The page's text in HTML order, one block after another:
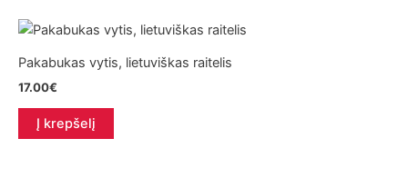
Pakabukas vytis, lietuviškas raitelis
17.00€
Į krepšelį